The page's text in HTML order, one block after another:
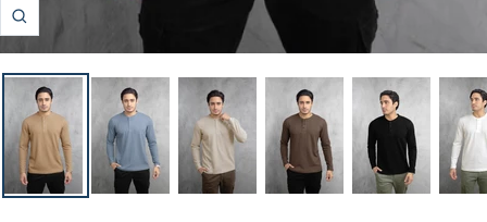
Zoom